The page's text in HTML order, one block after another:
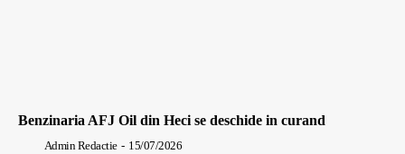
Benzinaria AFJ Oil din Heci se deschide in curand
Admin Redactie - 15/07/2026